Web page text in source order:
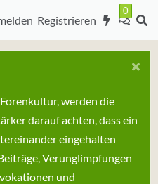
Registrieren
werden die
darauf achten, dass ein
eingehalten
Verunglimpfungen
und